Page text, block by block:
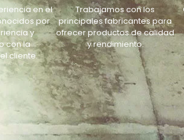
en el
por
y
con la
cliente.
Trabajamos con los
principales fabricantes para
ofrecer productos de calidad
y rendimiento.